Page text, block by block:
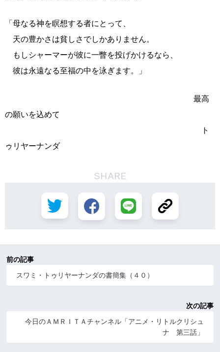
「母なる神を瞑想する者にとって、
天の豊かさは貧しさでしかありません。
もしシャーマーが彼に一瞥を投げかけるなら、
彼は永遠なる至福の中を泳ぎます。」
最高
の願いを込めて
ト
ゥリヤーナンダ
SHARE
前の記事
スワミ・トゥリヤーナンダの書簡集（４０）
次の記事
今日のＡＭＲＩＴＡチャンネル「アニメ・リトルクリシュ
ナ 第三話」